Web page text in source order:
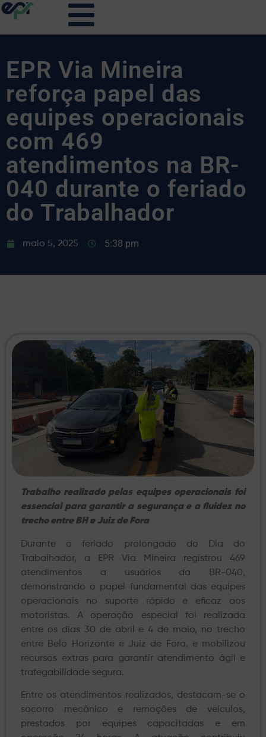
EPR Via Mineira
reforça papel das
equipes operacionais
com 469
atendimentos na BR-
040 durante o feriado
do Trabalhador
maio 5, 2025 5:38 pm
Trabalho realizado pelas equipes operacionais foi
essencial para garantir a segurança e a fluidez no
trecho entre BH e Juiz de Fora
Durante o feriado prolongado do Dia do
Trabalhador, a EPR Via Mineira registrou 469
atendimentos a usuários da BR-040,
demonstrando o papel fundamental das equipes
operacionais no suporte rápido e eficaz aos
motoristas. A operação especial foi realizada
entre os dias 30 de abril e 4 de maio, no trecho
entre Belo Horizonte e Juiz de Fora, e mobilizou
recursos extras para garantir atendimento ágil e
trafegabilidade segura.
Entre os atendimentos realizados, destacam-se o
socorro mecânico e remoções de veículos,
prestados por equipes capacitadas e em